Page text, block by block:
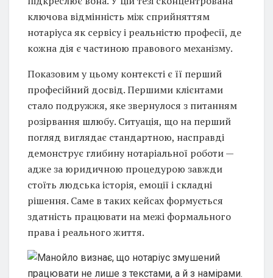
ключова відмінність між сприйняттям
нотаріуса як сервісу і реальністю професії, де
кожна дія є частиною правового механізму.
Показовим у цьому контексті є її перший
професійний досвід. Першими клієнтами
стало подружжя, яке звернулося з питанням
розірвання шлюбу. Ситуація, що на перший
погляд виглядає стандартною, насправді
демонструє глибину нотаріальної роботи —
адже за юридичною процедурою завжди
стоїть людська історія, емоції і складні
рішення. Саме в таких кейсах формується
здатність працювати на межі формального
права і реального життя.